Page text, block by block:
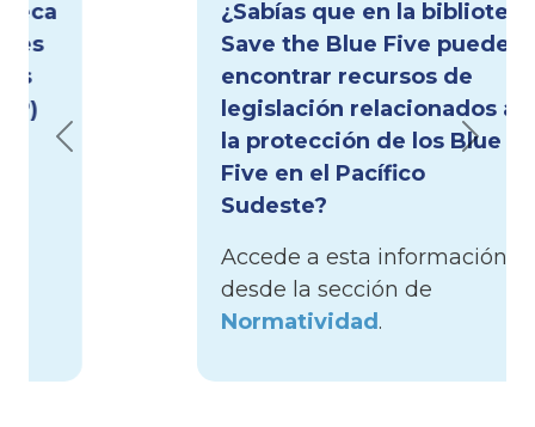
¿Sabías que en la biblioteca
Save the Blue Five puedes
encontrar recursos de
legislación relacionados a
la protección de los Blue
Five en el Pacífico
Accede a esta información
desde la sección de
Normatividad.
Previous Next